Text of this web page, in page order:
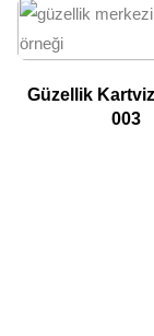
Güzellik
003